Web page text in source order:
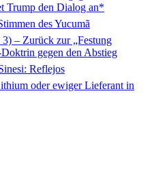
Trump den Dialog an*
des Yucumã
– Zurück zur „Festung
gegen den Abstieg
Reflejos
oder ewiger Lieferant in